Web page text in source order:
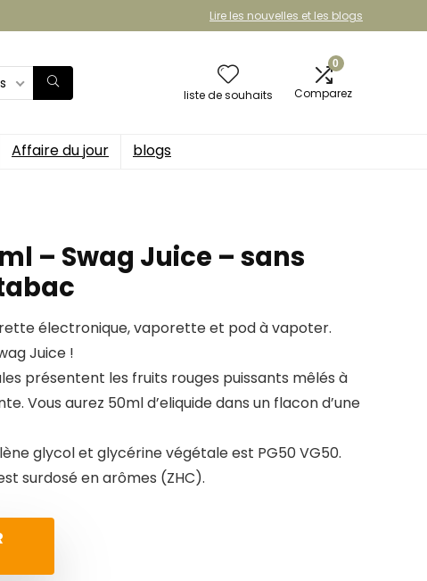
Lire les nouvelles et les blogs
liste de souhaits
0
Comparez
Affaire du jour blogs
– Swag Juice – sans
électronique, vaporette et pod à vapoter.
Juice !
présentent les fruits rouges puissants mêlés à
Vous aurez 50ml d’eliquide dans un flacon d’une
glycol et glycérine végétale est PG50 VG50.
surdosé en arômes (ZHC).